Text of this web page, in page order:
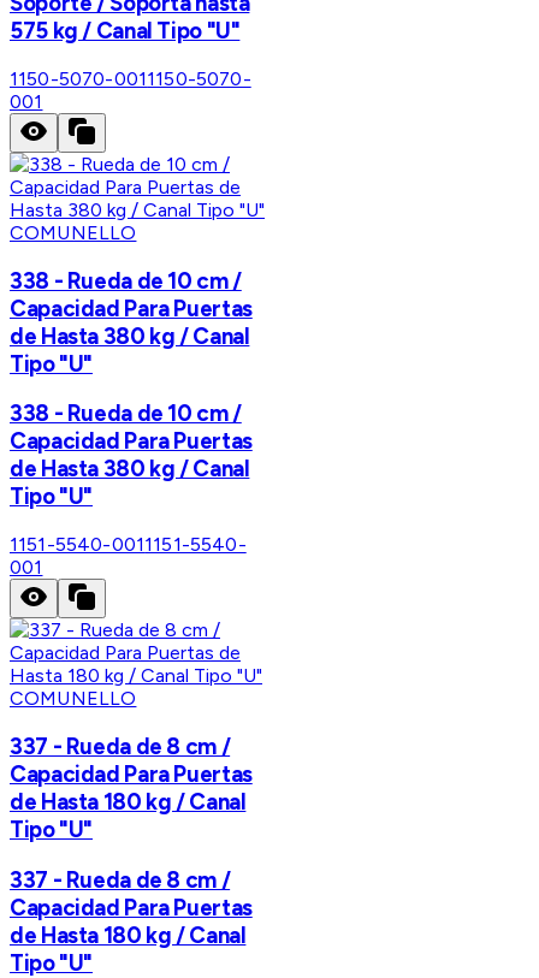
575 kg / Canal Tipo "U"
1150-5070-0011150-5070-
001
COMUNELLO
338 - Rueda de 10 cm /
Capacidad Para Puertas
de Hasta 380 kg / Canal
Tipo "U"
338 - Rueda de 10 cm /
Capacidad Para Puertas
de Hasta 380 kg / Canal
Tipo "U"
1151-5540-0011151-5540-
001
COMUNELLO
337 - Rueda de 8 cm /
Capacidad Para Puertas
de Hasta 180 kg / Canal
Tipo "U"
337 - Rueda de 8 cm /
Capacidad Para Puertas
de Hasta 180 kg / Canal
Tipo "U"